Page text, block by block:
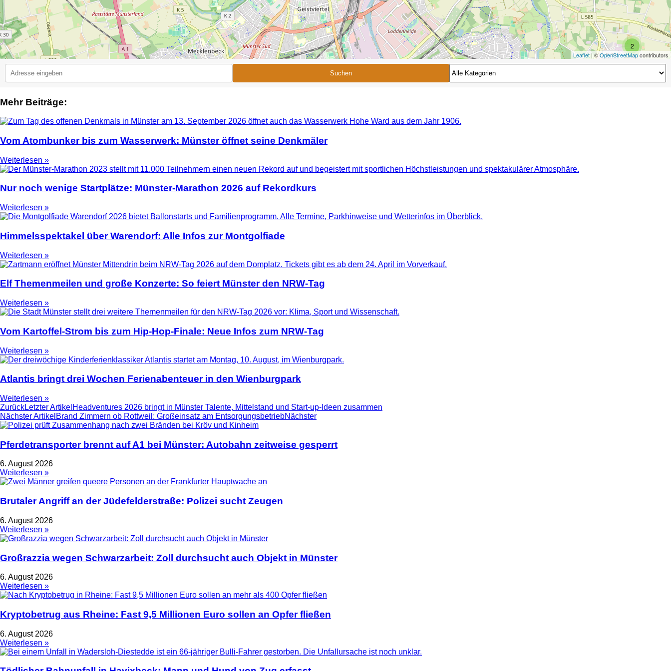
2
2
Leaflet| ©OpenStreetMapcontributors
Suchen
Mehr Beiträge:
Vom Atombunker bis zum Wasserwerk: Münster öffnet seine Denkmäler
Weiterlesen »
Nur noch wenige Startplätze: Münster-Marathon 2026 auf Rekordkurs
Weiterlesen »
Himmelsspektakel über Warendorf: Alle Infos zur Montgolfiade
Weiterlesen »
Elf Themenmeilen und große Konzerte: So feiert Münster den NRW-Tag
Weiterlesen »
Vom Kartoffel-Strom bis zum Hip-Hop-Finale: Neue Infos zum NRW-Tag
Weiterlesen »
Atlantis bringt drei Wochen Ferienabenteuer in den Wienburgpark
Weiterlesen »
ZurückLetzter Artikel Headventures 2026 bringt in Münster Talente, Mittelstand und Start-up-Ideen zusammen
Nächster Artikel Brand Zimmern ob Rottweil: Großeinsatz am EntsorgungsbetriebNächster
Pferdetransporter brennt auf A1 bei Münster: Autobahn zeitweise gesperrt
6. August 2026
Weiterlesen »
Brutaler Angriff an der Jüdefelderstraße: Polizei sucht Zeugen
6. August 2026
Weiterlesen »
Großrazzia wegen Schwarzarbeit: Zoll durchsucht auch Objekt in Münster
6. August 2026
Weiterlesen »
Kryptobetrug aus Rheine: Fast 9,5 Millionen Euro sollen an Opfer fließen
6. August 2026
Weiterlesen »